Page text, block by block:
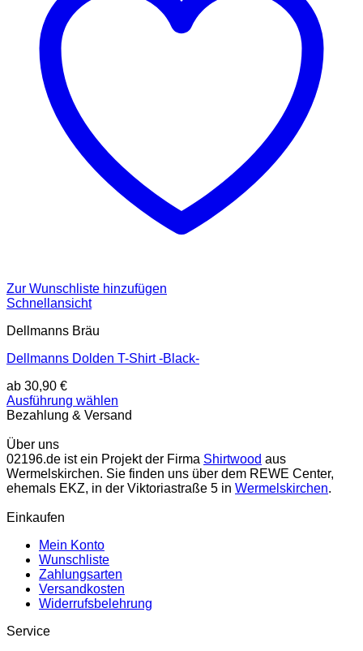
Produktseite
Zur Wunschliste hinzufügen
Schnellansicht
Dellmanns Bräu
Dellmanns Dolden T-Shirt -Black-
ab 30,90 €
Ausführung wählen
Produkt
Varianten
auf.
Die
gewählt
werden
Bezahlung & Versand
Über uns
02196.de ist ein Projekt der Firma Shirtwood aus
Wermelskirchen. Sie finden uns über dem REWE Center,
ehemals EKZ, in der Viktoriastraße 5 in Wermelskirchen.
Einkaufen
Mein Konto
Wunschliste
Zahlungsarten
Versandkosten
Widerrufsbelehrung
Service